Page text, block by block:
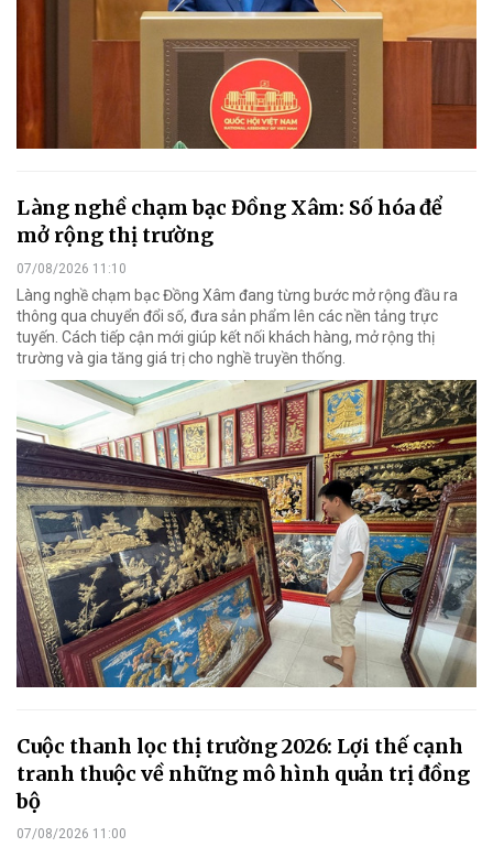
Làng nghề chạm bạc Đồng Xâm: Số hóa để
mở rộng thị trường
07/08/2026 11:10
Làng nghề chạm bạc Đồng Xâm đang từng bước mở rộng đầu ra
thông qua chuyển đổi số, đưa sản phẩm lên các nền tảng trực
tuyến. Cách tiếp cận mới giúp kết nối khách hàng, mở rộng thị
trường và gia tăng giá trị cho nghề truyền thống.
Cuộc thanh lọc thị trường 2026: Lợi thế cạnh
tranh thuộc về những mô hình quản trị đồng
bộ
07/08/2026 11:00